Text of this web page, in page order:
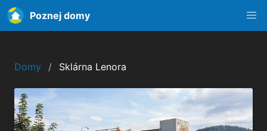
Poznej domy
Domy Sklárna Lenora